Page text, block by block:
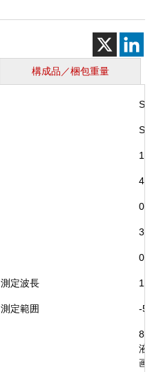
構成品／梱包重量
3
測定波長
測定範囲 -
液
画